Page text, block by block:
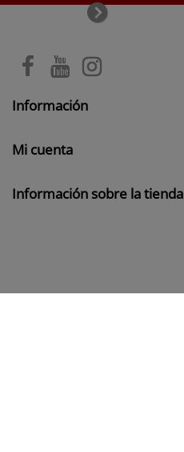
Información
Mi cuenta
Información sobre la tienda